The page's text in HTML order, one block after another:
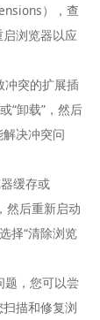
），查
浏览器以应
冲突的扩展插
“卸载”，然后
决冲突问
缓存或
然后重新启动
择“清除浏览
题，您可以尝
描和修复浏